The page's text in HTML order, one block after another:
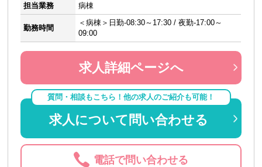
担当業務
病棟
勤務時間
＜病棟＞日勤-08:30～17:30 / 夜勤-17:00～
09:00
求人詳細ページへ
質問・相談もこちら！他の求人のご紹介も可能！
求人について問い合わせる
電話で問い合わせる